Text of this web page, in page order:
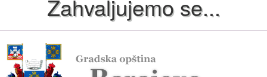
Zahvaljujemo se...